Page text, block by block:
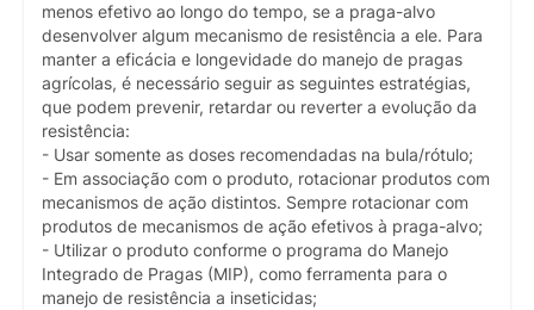
menos efetivo ao longo do tempo, se a praga-alvo
desenvolver algum mecanismo de resistência a ele. Para
manter a eficácia e longevidade do manejo de pragas
agrícolas, é necessário seguir as seguintes estratégias,
que podem prevenir, retardar ou reverter a evolução da
resistência:
- Usar somente as doses recomendadas na bula/rótulo;
- Em associação com o produto, rotacionar produtos com
mecanismos de ação distintos. Sempre rotacionar com
produtos de mecanismos de ação efetivos à praga-alvo;
- Utilizar o produto conforme o programa do Manejo
Integrado de Pragas (MIP), como ferramenta para o
manejo de resistência a inseticidas;